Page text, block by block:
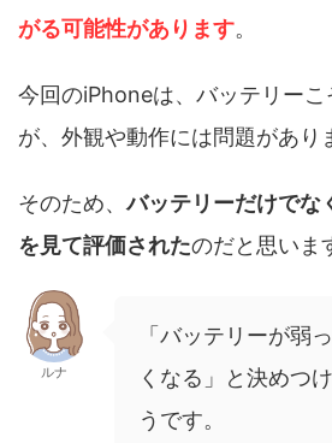
がる可能性があります。
今回のiPhoneは、バッテリー
が、外観や動作には問題があり
そのため、バッテリーだけでな
を見て評価されたのだと思いま
ルナ
「バッテリーが弱
くなる」と決めつ
うです。